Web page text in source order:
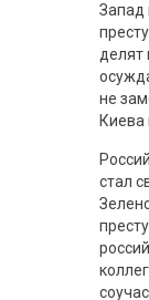
Запад
делят
не
Киева
стал